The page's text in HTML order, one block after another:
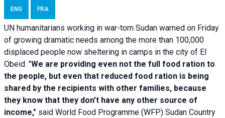
ENG FRA
UN humanitarians working in war-torn Sudan warned on Friday
of growing dramatic needs among the more than 100,000
displaced people now sheltering in camps in the city of El
Obeid. "We are providing even not the full food ration to
the people, but even that reduced food ration is being
shared by the recipients with other families, because
they know that they don't have any other source of
income," said World Food Programme (WFP) Sudan Country